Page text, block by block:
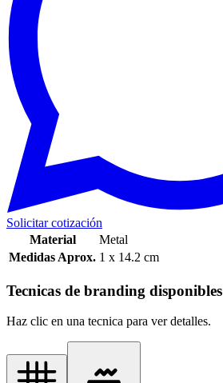
Solicitar cotización
Material
Metal
Medidas Aprox. 1 x 14.2 cm
Tecnicas de branding disponibles
Haz clic en una tecnica para ver detalles.